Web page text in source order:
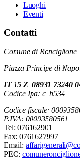
Luoghi
Eventi
Contatti
Comune di Ronciglione
Piazza Principe di
IT 15 Z 08931 73240
Codice Ipa: c_h534
Codice fiscale:
P.IVA: 00093580561
Tel: 076162901
Fax: 0761627997
Email:
PEC: